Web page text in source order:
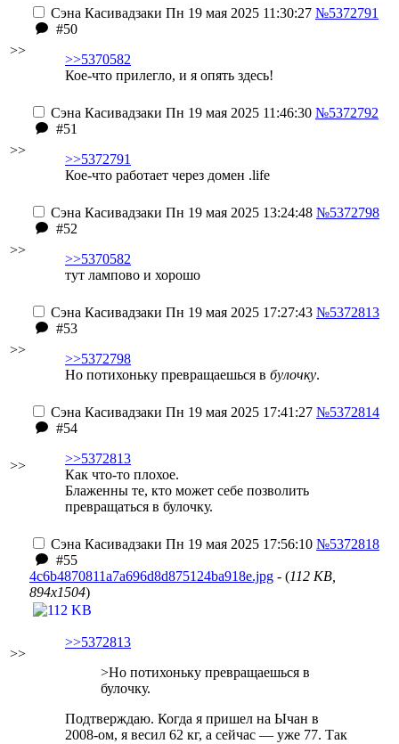
>>
Сэна Касивадзаки Пн 19 мая 2025 11:30:27 №5372791
#50
>>5370582
Кое-что прилегло, и я опять здесь!
>>
Сэна Касивадзаки Пн 19 мая 2025 11:46:30 №5372792
#51
>>5372791
Кое-что работает через домен .life
>>
Сэна Касивадзаки Пн 19 мая 2025 13:24:48 №5372798
#52
>>5370582
тут лампово и хорошо
>>
Сэна Касивадзаки Пн 19 мая 2025 17:27:43 №5372813
#53
>>5372798
Но потихоньку превращаешься в булочку.
>>
Сэна Касивадзаки Пн 19 мая 2025 17:41:27 №5372814
#54
>>5372813
Как что-то плохое.
Блаженны те, кто может себе позволить
превращаться в булочку.
>>
Сэна Касивадзаки Пн 19 мая 2025 17:56:10 №5372818
#55
4c6b4870811a7a696d8d875124ba918e.jpg - (112 KB,
894x1504)
>>5372813
>Но потихоньку превращаешься в
булочку.
Подтверждаю. Когда я пришел на Ычан в
2008-ом, я весил 62 кг, а сейчас — уже 77. Так